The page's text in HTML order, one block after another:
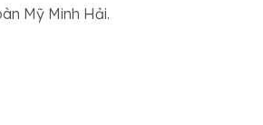
Mỹ Minh Hải.